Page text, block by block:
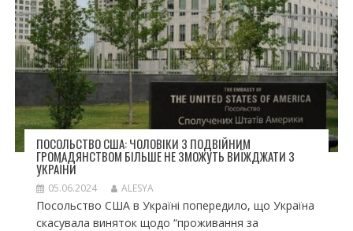
ПОСОЛЬСТВО США: ЧОЛОВІКИ З ПОДВІЙНИМ
ГРОМАДЯНСТВОМ БІЛЬШЕ НЕ ЗМОЖУТЬ ВИЇЖДЖАТИ З
УКРАЇНИ
05.06.2024 ALESYA
Посольство США в Україні попередило, що Україна
скасувала виняток щодо “проживання за